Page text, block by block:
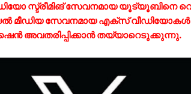
സ്ട്രീമിങ് സേവനമായ യൂട്യൂബിനെ
മീഡിയ സേവനമായ എക്‌സ്‌
അവതരിപ്പിക്കാൻ തയ്യാറെടുക്കുന്നു.